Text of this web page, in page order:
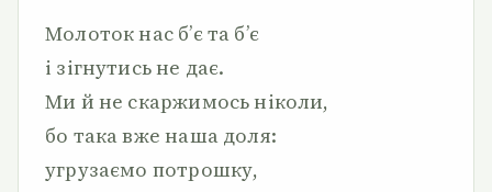
Молоток нас б’є та б’є
і зігнутись не дає.
Ми й не скаржимось ніколи,
бо така вже наша доля:
угрузаємо потрошку,